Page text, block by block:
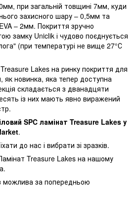
при загальній товщині 7мм, куди
захисного шару – 0,5мм та
– 2мм. Покриття зручно
замку Uniclik і чудово поєднується
(при температурі не вище 27°С
Lakes на ринку покриття для
як новинка, яка тепер доступна
складається з дванадцяти
із них мають явно виражений
SPC ламінат Treasure Lakes у
.
до нас і вибрати зі зразків.
Treasure Lakes на нашому
можлива за попередньою